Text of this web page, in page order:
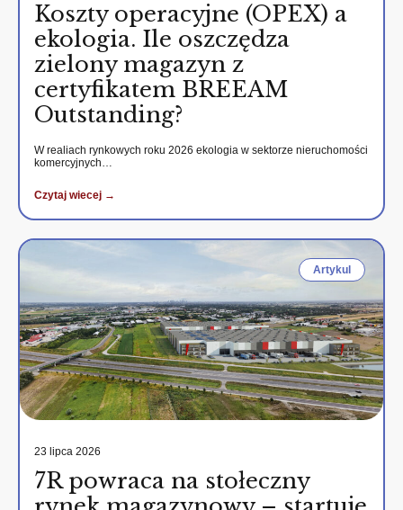
Koszty operacyjne (OPEX) a
ekologia. Ile oszczędza
zielony magazyn z
certyfikatem BREEAM
Outstanding?
W realiach rynkowych roku 2026 ekologia w sektorze nieruchomości
komercyjnych…
Czytaj wiecej →
Artykul
23 lipca 2026
7R powraca na stołeczny